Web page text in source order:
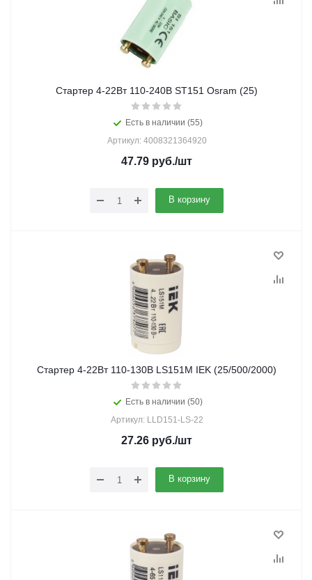
Стартер 4-22Вт 110-240В ST151 Osram (25)
Есть в наличии (55)
Артикул: 4008321364920
47.79 руб./шт
В корзину
Стартер 4-22Вт 110-130В LS151М IEK (25/500/2000)
Есть в наличии (50)
Артикул: LLD151-LS-22
27.26 руб./шт
В корзину